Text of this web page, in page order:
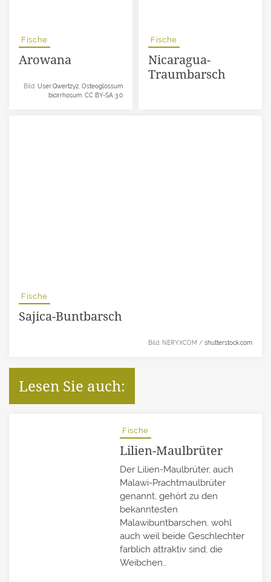
Fische
Arowana
Bild: User:Qwertzy2 Osteoglossum
bicirrhosum CC BY-SA 3.0
Fische
Nicaragua-
Traumbarsch
Fische
Sajica-Buntbarsch
Bild: NERYXCOM / shutterstock.com
Lesen Sie auch:
Fische
Lilien-Maulbrüter
Der Lilien-Maulbrüter, auch
Malawi-Prachtmaulbrüter
genannt, gehört zu den
bekanntesten
Malawibuntbarschen, wohl
auch weil beide Geschlechter
farblich attraktiv sind; die
Weibchen…